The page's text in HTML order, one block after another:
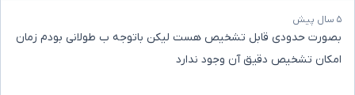
۵ سال پیش
بصورت حدودی قابل تشخیص هست لیکن باتوجه ب طولانی بودم زمان
امکان تشخیص دقیق آن وجود ندارد